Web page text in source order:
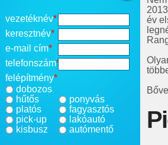
vezetéknév*
keresztnév*
e-mail cím*
telefonszám*
felépítmény*
dobozos
hűtős
platós
pick-up
kisbusz
ponyvás
fagyasztós
lakóautó
autómentő
év